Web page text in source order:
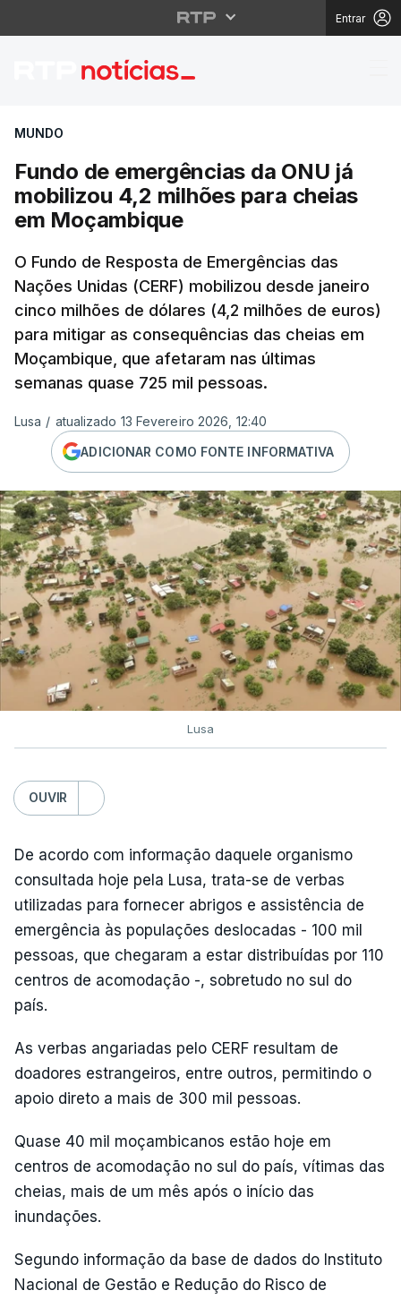
Entrar
Fundo de
MUNDO
Fundo de emergências da ONU já
mobilizou 4,2 milhões para cheias
em Moçambique
O Fundo de Resposta de Emergências das
Nações Unidas (CERF) mobilizou desde janeiro
cinco milhões de dólares (4,2 milhões de euros)
para mitigar as consequências das cheias em
Moçambique, que afetaram nas últimas
semanas quase 725 mil pessoas.
Lusa / atualizado 13 Fevereiro 2026, 12:40
ADICIONAR COMO FONTE INFORMATIVA
Lusa
OUVIR
De acordo com informação daquele organismo
consultada hoje pela Lusa, trata-se de verbas
utilizadas para fornecer abrigos e assistência de
emergência às populações deslocadas - 100 mil
pessoas, que chegaram a estar distribuídas por 110
centros de acomodação -, sobretudo no sul do
país.
As verbas angariadas pelo CERF resultam de
doadores estrangeiros, entre outros, permitindo o
apoio direto a mais de 300 mil pessoas.
Quase 40 mil moçambicanos estão hoje em
centros de acomodação no sul do país, vítimas das
cheias, mais de um mês após o início das
inundações.
Segundo informação da base de dados do Instituto
Nacional de Gestão e Redução do Risco de